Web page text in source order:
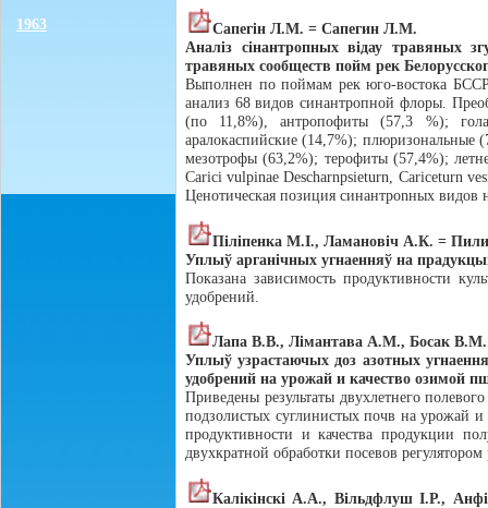
1963
Сапегiн Л.М. = Сапегин Л.М.
Аналiз сiнантропных вiдау травяных
травяных сообществ пойм рек
Выполнен по поймам рек юго-востока БССР
анализ 68 видов синантропной флоры.
(по 11,8%), антропофиты (57,3 %);
аралокаспийские (14,7%); плюризональные
мезотрофы (63,2%); терофиты (57,4%);
Carici vulpinae Descharnpsieturn, Cariceturn
Ценотическая позиция синантроnных
Пiлiпенка М.І., Ламановiч А.К. =
Уплыў арганiчных угнаенняў на
Показана зависимость продуктивности
удобрений.
Лапа В.В., Лiмантава А.М., Босак
Уплыў узрастаючых доз азотных
удобрений на урожай и качество озимой
Приведены результаты двухлетнего
подзолистых суглинистых почв на урожай
продуктивности и качества продукции
двухкратной обработки посевов
Калiкiнскi А.А., Вiльдфлуш І.Р.,